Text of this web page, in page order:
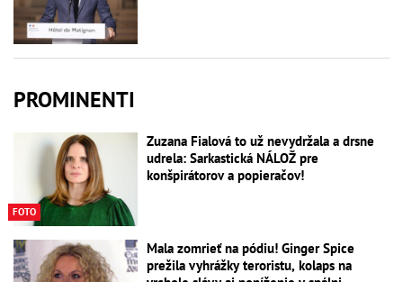
PROMINENTI
FOTO
Zuzana Fialová to už nevydržala a drsne
udrela: Sarkastická NÁLOŽ pre
konšpirátorov a popieračov!
Mala zomrieť na pódiu! Ginger Spice
prežila vyhrážky teroristu, kolaps na